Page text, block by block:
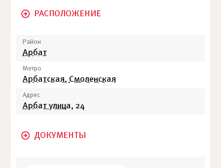
РАСПОЛОЖЕНИЕ
Район
Арбат
Метро
Арбатская, Смоленская
Адрес
Арбат улица, 24
ДОКУМЕНТЫ